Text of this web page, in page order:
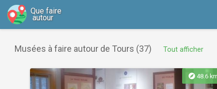
Que faire
autour
Musées à faire autour de Tours (37) Tout afficher
explore 48.6 km